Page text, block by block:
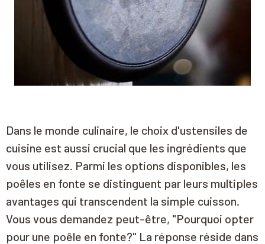
Dans le monde culinaire, le choix d'ustensiles de
cuisine est aussi crucial que les ingrédients que
vous utilisez. Parmi les options disponibles, les
poêles en fonte se distinguent par leurs multiples
avantages qui transcendent la simple cuisson.
Vous vous demandez peut-être, "Pourquoi opter
pour une poêle en fonte?" La réponse réside dans